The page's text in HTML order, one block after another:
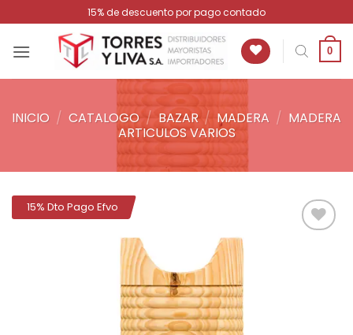
al
contenido
15% de descuento por pago contado
0
INICIO / CATALOGO / BAZAR / MADERA / MADERA
ARTICULOS VARIOS
15% Dto Pago Efvo